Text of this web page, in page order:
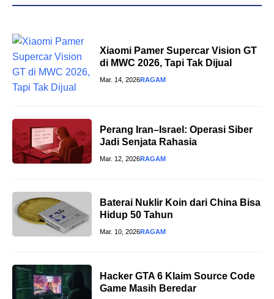
Xiaomi Pamer Supercar Vision GT
di MWC 2026, Tapi Tak Dijual
Mar. 14, 2026RAGAM
Perang Iran–Israel: Operasi Siber
Jadi Senjata Rahasia
Mar. 12, 2026RAGAM
Baterai Nuklir Koin dari China Bisa
Hidup 50 Tahun
Mar. 10, 2026RAGAM
Hacker GTA 6 Klaim Source Code
Game Masih Beredar